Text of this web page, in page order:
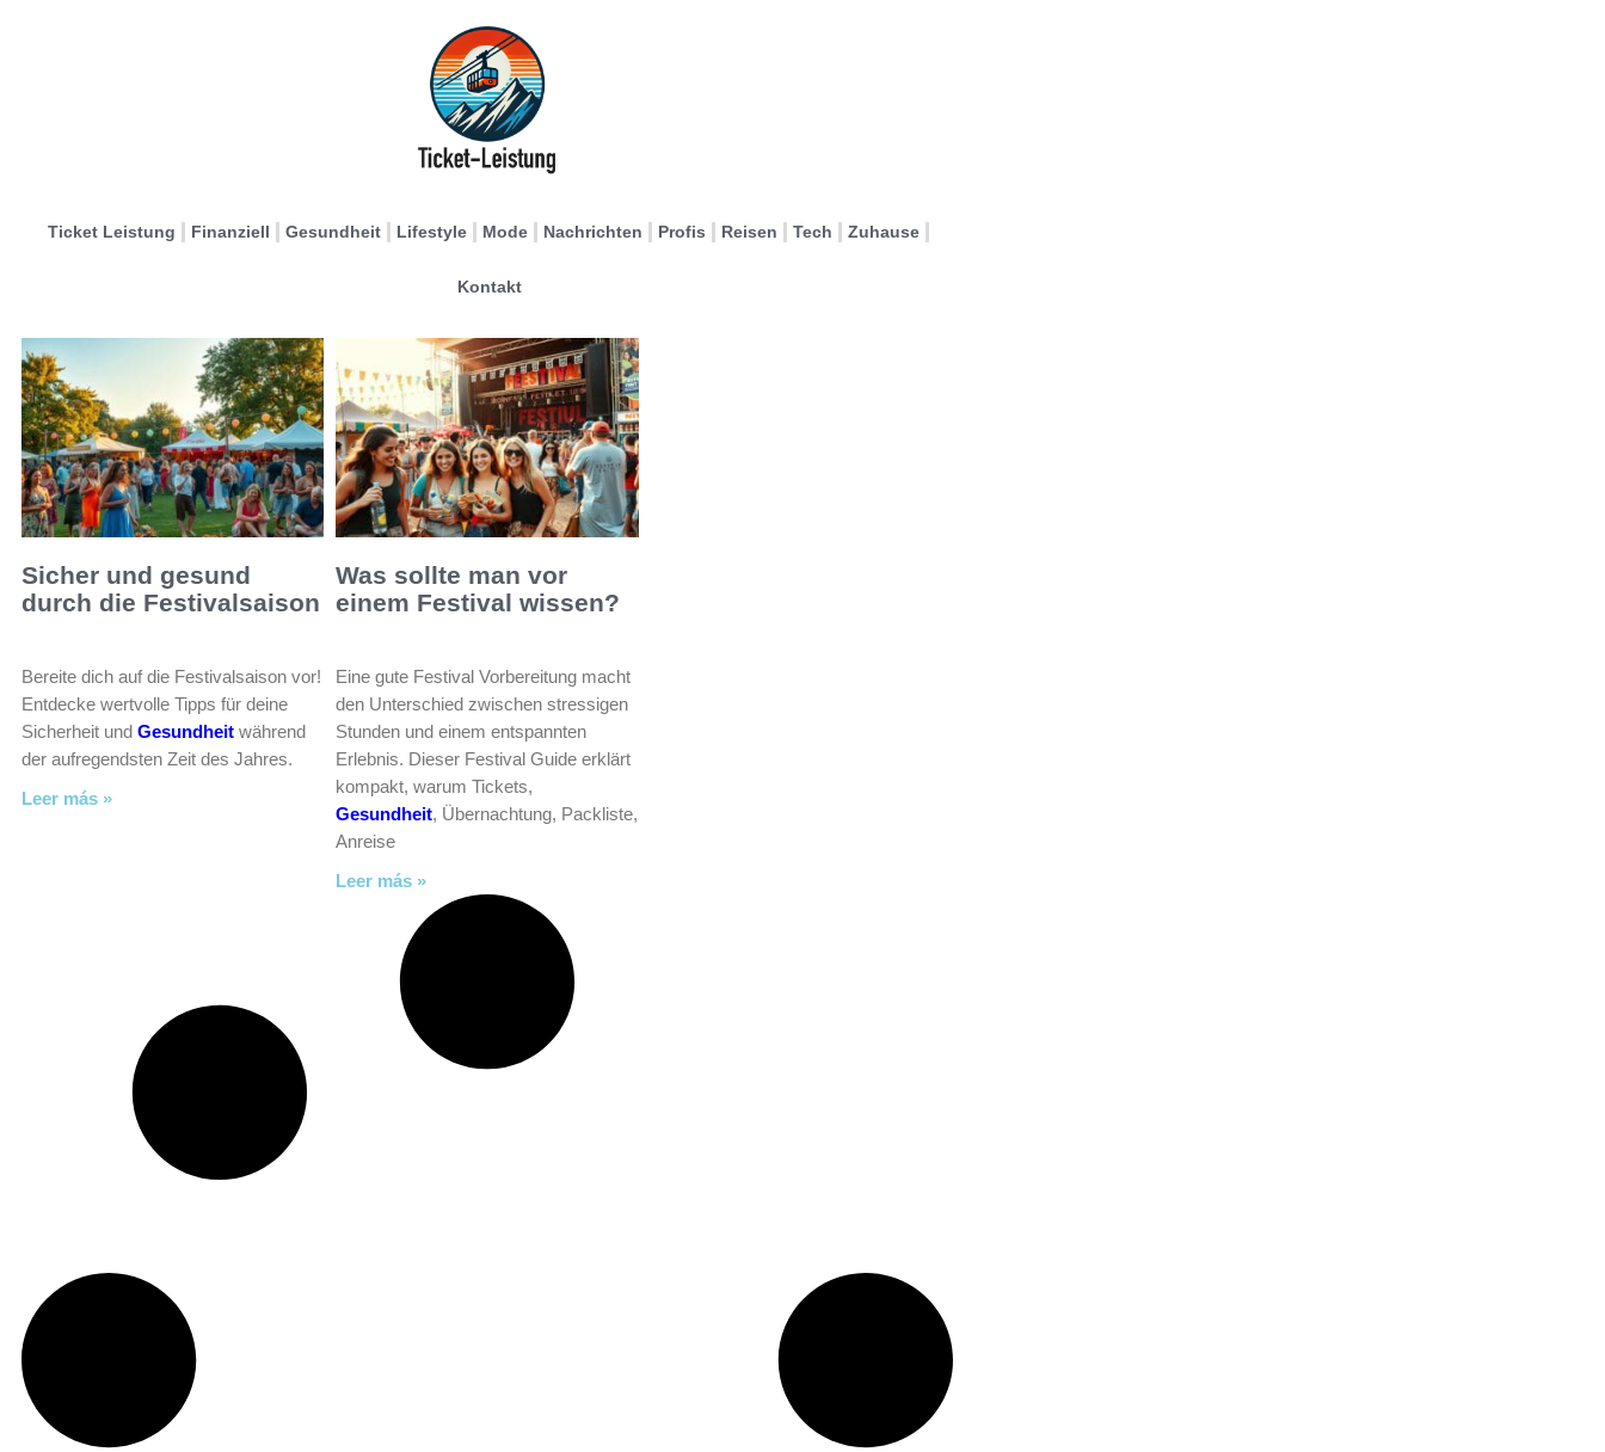
Ticket Leistung Finanziell Gesundheit Lifestyle Mode Nachrichten Profis Reisen Tech Zuhause
Kontakt
Sicher und gesund
durch die Festivalsaison
Bereite dich auf die Festivalsaison vor!
Entdecke wertvolle Tipps für deine
Sicherheit und Gesundheit während
der aufregendsten Zeit des Jahres.
Leer más »
Was sollte man vor
einem Festival wissen?
Eine gute Festival Vorbereitung macht
den Unterschied zwischen stressigen
Stunden und einem entspannten
Erlebnis. Dieser Festival Guide erklärt
kompakt, warum Tickets,
Gesundheit, Übernachtung, Packliste,
Anreise
Leer más »